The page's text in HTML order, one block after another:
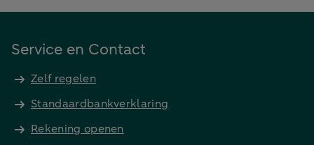
Service en Contact
Zelf regelen
Standaardbankverklaring
Rekening openen